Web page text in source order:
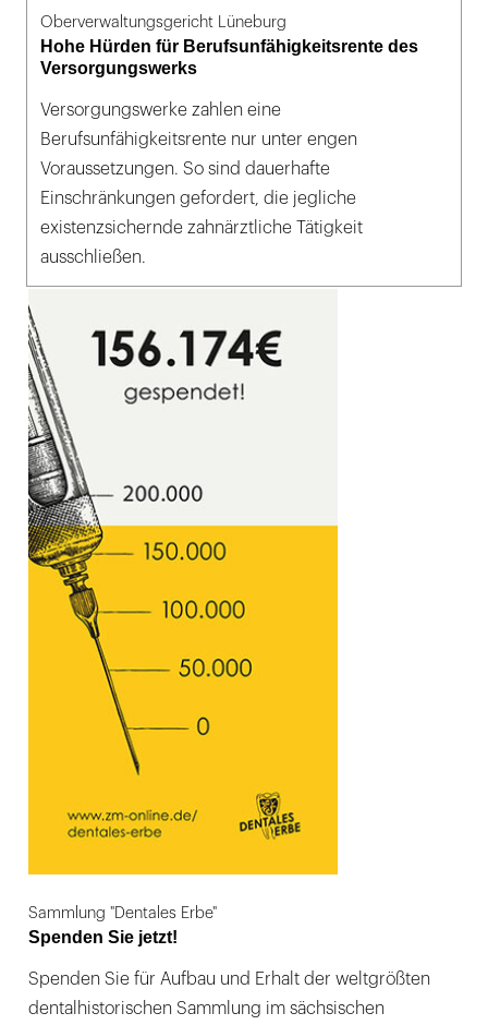
Oberverwaltungsgericht Lüneburg
Hohe Hürden für Berufsunfähigkeitsrente des
Versorgungswerks
Versorgungswerke zahlen eine
Berufsunfähigkeitsrente nur unter engen
Voraussetzungen. So sind dauerhafte
Einschränkungen gefordert, die jegliche
existenzsichernde zahnärztliche Tätigkeit
ausschließen.
Sammlung "Dentales Erbe"
Spenden Sie jetzt!
Spenden Sie für Aufbau und Erhalt der weltgrößten
dentalhistorischen Sammlung im sächsischen